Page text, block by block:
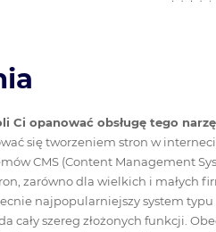
Ci opanować obsługę tego
się tworzeniem stron w
CMS (Content Management
zarówno dla wielkich i małych
najpopularniejszy system
cały szereg złożonych funkcji.